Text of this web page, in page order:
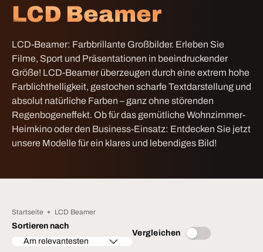
LCD Beamer
LCD-Beamer: Farbbrillante Großbilder. Erleben Sie
Filme, Sport und Präsentationen in beeindruckender
Größe! LCD-Beamer überzeugen durch eine extrem hohe
Farblichthelligkeit, gestochen scharfe Textdarstellung und
absolut natürliche Farben – ganz ohne störenden
Regenbogeneffekt. Ob für das gemütliche Wohnzimmer-
Heimkino oder den Business-Einsatz: Entdecken Sie jetzt
unsere Modelle für ein klares und lebendiges Bild!
Startseite LCD Beamer
Sortieren nach
Am relevantesten
Vergleichen